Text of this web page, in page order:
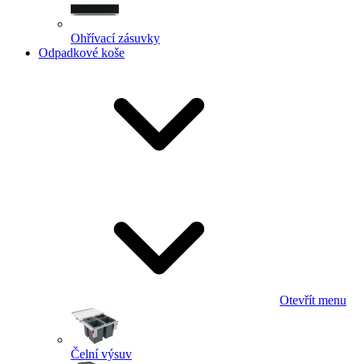
Ohřívací zásuvky
Odpadkové koše
Otevřít menu
Čelní výsuv